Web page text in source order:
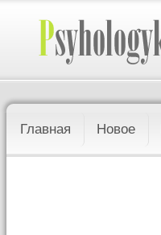
Главная Новое